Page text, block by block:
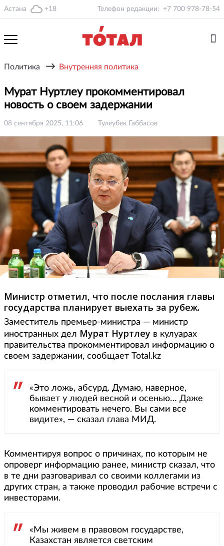
Астана +18 Телефон редакции: +7 700 978-78-54
Политика → Внутренняя политика
Мурат Нуртлеу прокомментировал
новость о своем задержании
08 сентября 2025, 11:06 Тулеубек Габбасов
Министр отметил, что после послания главы
государства планирует выехать за рубеж.
Заместитель премьер-министра — министр
иностранных дел Мурат Нуртлеу в кулуарах
правительства прокомментировал информацию о
своем задержании, сообщает Total.kz
«Это ложь, абсурд. Думаю, наверное,
бывает у людей весной и осенью… Даже
комментировать нечего. Вы сами все
видите», — сказал глава МИД.
Комментируя вопрос о причинах, по которым не
опроверг информацию ранее, министр сказал, что
в те дни разговаривал со своими коллегами из
других стран, а также проводил рабочие встречи с
инвесторами.
«Мы живем в правовом государстве,
Казахстан является светским